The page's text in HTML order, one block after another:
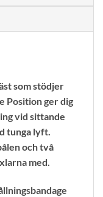
som stödjer
Position ger dig
vid sittande
tunga lyft.
och två
med.